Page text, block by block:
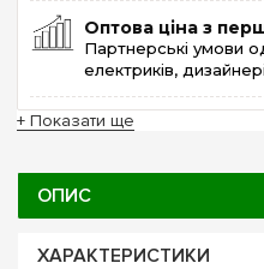
Оптова ціна з
Партнерські умови
електриків,
+ Показати ще
ОПИС
ХАРАКТЕРИСТИКИ